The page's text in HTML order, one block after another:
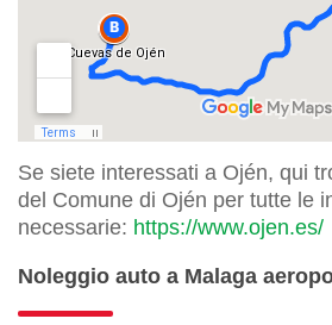
Se siete interessati a Ojén, qui
del Comune di Ojén per tutte le
necessarie: https://www.ojen.es/
Noleggio auto a Malaga